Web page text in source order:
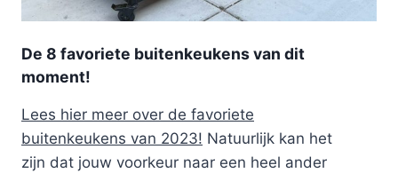
De 8 favoriete buitenkeukens van dit
moment!
Lees hier meer over de favoriete
buitenkeukens van 2023! Natuurlijk kan het
zijn dat jouw voorkeur naar een heel ander